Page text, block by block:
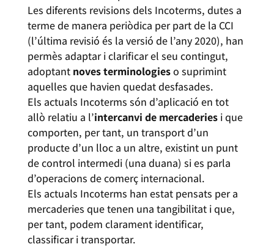
Les diferents revisions dels Incoterms, dutes a
terme de manera periòdica per part de la CCI
(l’última revisió és la versió de l’any 2020), han
permès adaptar i clarificar el seu contingut,
adoptant noves terminologieso suprimint
aquelles que havien quedat desfasades.
Els actuals Incoterms són d’aplicació en tot
allò relatiu a l’intercanvi de mercaderiesi que
comporten, per tant, un transport d’un
producte d’un lloc a un altre, existint un punt
de control intermedi (una duana) si es parla
d’operacions de comerç internacional.
Els actuals Incoterms han estat pensats per a
mercaderies que tenen una tangibilitat i que,
per tant, podem clarament identificar,
classificar i transportar.